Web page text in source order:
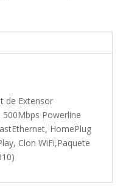
de Extensor
Powerline
HomePlug
Clon WiFi,Paquete